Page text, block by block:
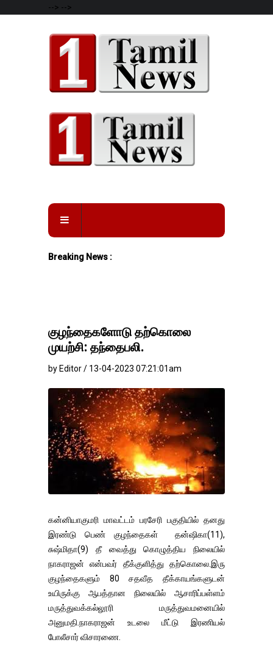
--> -->
Breaking News :
குழந்தைகளோடு தற்கொலை
முயற்சி: தந்தைபலி.
by Editor / 13-04-2023 07:21:01am
கன்னியாகுமரி மாவட்டம் பரசேரி பகுதியில் தனது
இரண்டு பெண் குழந்தைகள் தன்ஷிகா(11),
சுஷ்மிதா(9) தீ வைத்து கொழுத்திய நிலையில்
நாகராஜன் என்பவர் தீக்குளித்து தற்கொலை.இரு
குழந்தைகளும் 80 சதவீத தீக்காயங்களுடன்
உயிருக்கு ஆபத்தான நிலையில் ஆசாரிப்பள்ளம்
மருத்துவக்கல்லூரி மருத்துவமனையில்
அனுமதி.நாகராஜன் உடலை மீட்டு இரணியல்
போலீசார் விசாரணை.